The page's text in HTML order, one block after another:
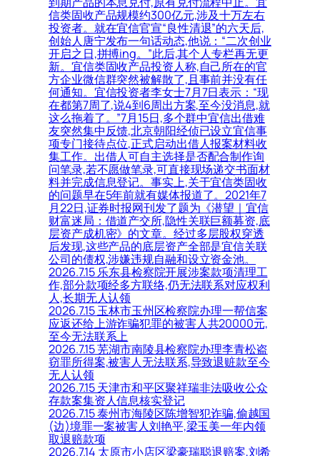
信类固收产品规模约300亿元,涉及十万左右
投资者。就在宜信官宣“良性清退”的六天后,
创始人唐宁发布一句话动态,他说：“二次创业
开启之日,拼搏ing。”此后,其个人专栏再无更
新。宜信类固收产品投资人称,自己所在的官
方企业微信群突然被解散了,且事前并没有任
何通知。宜信投资者李女士7月7日表示：“现
在都第7周了,说4到6周出方案,至今没消息,就
这么拖着了。”7月15日,多个群中宜信出借难
友突然集中反馈,北京朝阳经侦已设立宜信事
项专门接待点位,正式启动出借人报案材料收
集工作。出借人可自主选择是否配合制作询
问笔录,若不愿做笔录,可直接现场递交书面材
料并完成信息登记。事实上,关于宜信类固收
的问题早在5年前就有媒体报道了。2021年7
月22日,证券时报网刊发了题为《潜望｜宜信
财富迷局：借道产交所,隐性关联巨额募资,底
层资产成机密》的文章。经过多层股权穿透
后发现,这些产品的底层资产全部是宜信关联
公司的债权,涉嫌违规自融和设立资金池。
2026.7.15 乐东县检察院开展涉案款项清理工
作,部分款项经多方联络,仍无法联系对应权利
人,长期无人认领
2026.7.15 玉林市玉州区检察院办理一帮信案
应返还给上游诈骗犯罪的被害人共20000元,
至今无法联系上
2026.7.15 芜湖市南陵县检察院办理李青松盗
窃罪所得案,被害人无法联系,导致退赃款至今
无人认领
2026.7.15 天津市和平区聚祥瑞非法吸收公众
存款案集资人信息核实登记
2026.7.15 泰州市海陵区陈增智犯诈骗,偷越国
(边)境罪一案被害人刘艳平,梁玉美一年内领
取退赔款项
2026.7.14 太原市小店区梁豪瑞聪退赔案,刘希